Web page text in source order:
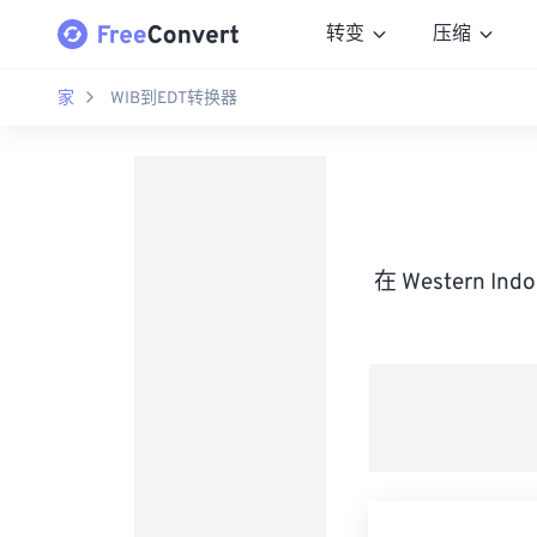
转变 压缩
家 WIB到EDT转换器
在 Western